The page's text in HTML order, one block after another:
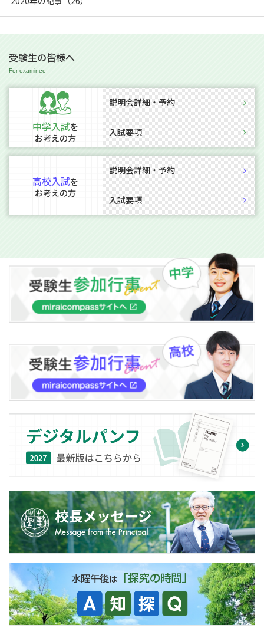
受験生の皆様へ
中学入試を
お考えの方
説明会詳細・予約
入試要項
高校入試を
お考えの方
説明会詳細・予約
入試要項